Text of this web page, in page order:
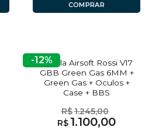
COMPRAR
-12%
FORA DE ESTOQUE
Pistola Airsoft Rossi V17
GBB Green Gas 6MM +
Green Gas + Oculos +
Case + BBS
R$1.245,00
R$ 1.100,00